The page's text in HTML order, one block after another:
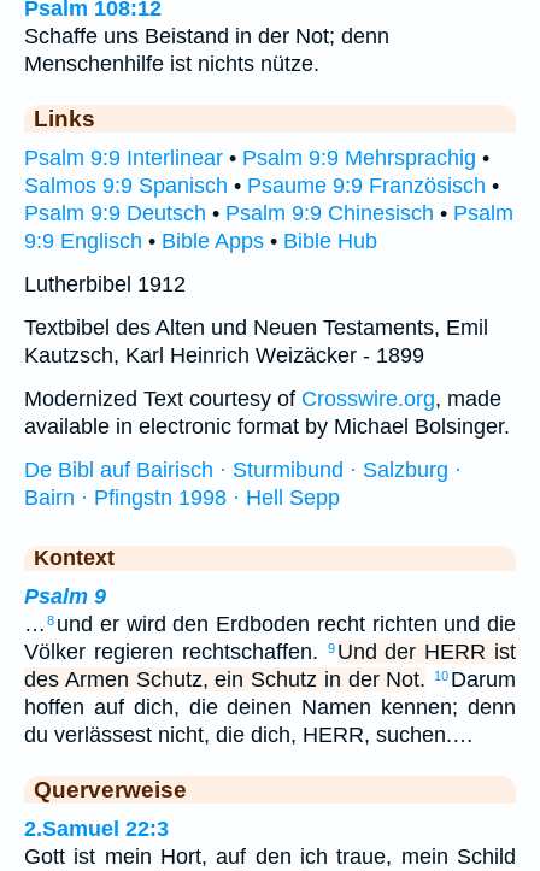
Psalm 108:12
Schaffe uns Beistand in der Not; denn
Menschenhilfe ist nichts nütze.
Links
Psalm 9:9 Interlinear • Psalm 9:9 Mehrsprachig •
Salmos 9:9 Spanisch • Psaume 9:9 Französisch •
Psalm 9:9 Deutsch • Psalm 9:9 Chinesisch • Psalm
9:9 Englisch • Bible Apps • Bible Hub
Lutherbibel 1912
Textbibel des Alten und Neuen Testaments, Emil
Kautzsch, Karl Heinrich Weizäcker - 1899
Modernized Text courtesy of Crosswire.org, made
available in electronic format by Michael Bolsinger.
De Bibl auf Bairisch · Sturmibund · Salzburg ·
Bairn · Pfingstn 1998 · Hell Sepp
Kontext
Psalm 9
… 8 und er wird den Erdboden recht richten und die
Völker regieren rechtschaffen.
9 Und der HERR ist
des Armen Schutz, ein Schutz in der Not.
10 Darum
hoffen auf dich, die deinen Namen kennen; denn
du verlässest nicht, die dich, HERR, suchen.…
Querverweise
2.Samuel 22:3
Gott ist mein Hort, auf den ich traue, mein Schild